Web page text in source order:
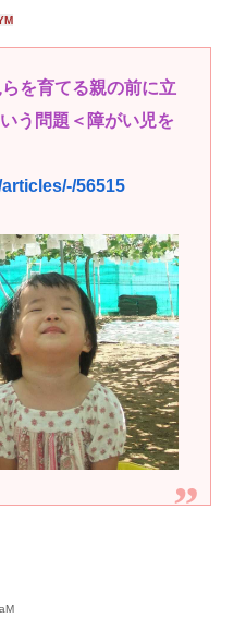
を育てる親の前に立
う問題＜障がい児を
56515